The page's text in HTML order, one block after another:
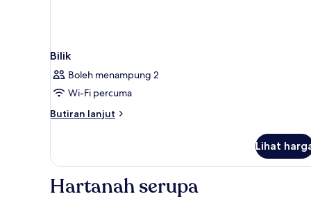
Bilik
Boleh menampung 2
Wi-Fi percuma
Butiran lanjut
Butiran
Lihat
Hartanah serupa